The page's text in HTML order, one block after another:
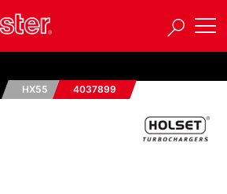
HX55 4037899